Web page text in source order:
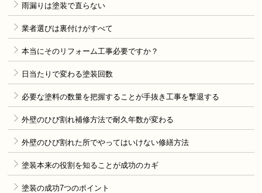
雨漏りは塗装で直らない
業者選びは裏付けがすべて
本当にそのリフォーム工事必要ですか？
日当たりで変わる塗装回数
必要な塗料の数量を把握することが手抜き工事を撃退する
外壁のひび割れ補修方法で耐久年数が変わる
外壁のひび割れた所でやってはいけない修繕方法
塗装本来の役割を知ることが成功のカギ
塗装の成功7つのポイント